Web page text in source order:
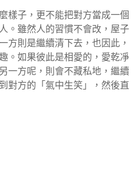
樣子，更不能把對方當成一個
。雖然人的習慣不會改，屋子
方則是繼續清下去，也因此，
。如果彼此是相愛的，愛乾凈
一方呢，則會不藏私地，繼續
對方的「氣中生笑」，然後直